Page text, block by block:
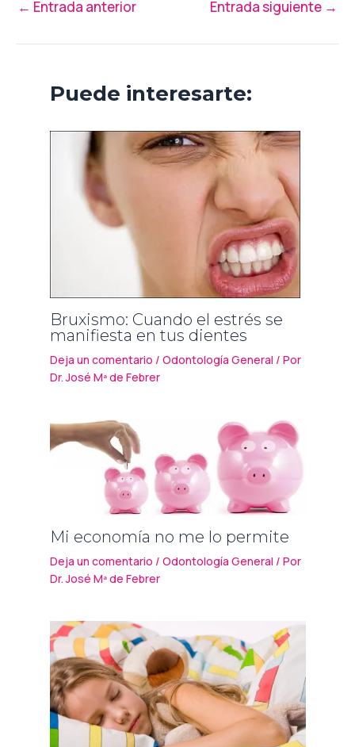
← Entrada anterior Entrada siguiente →
Puede interesarte:
Bruxismo: Cuando el estrés se
manifiesta en tus dientes
Deja un comentario / Odontología General / Por
Dr. José Mª de Febrer
Mi economía no me lo permite
Deja un comentario / Odontología General / Por
Dr. José Mª de Febrer